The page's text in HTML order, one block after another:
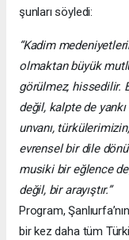
şunları söyledi:
“Kadim
olmaktan büyük
görülmez, hissedilir.
değil, kalpte de yankı
unvanı,
evrensel bir dile
musiki bir eğlence
değil, bir arayıştır.”
Program,
bir kez daha tüm